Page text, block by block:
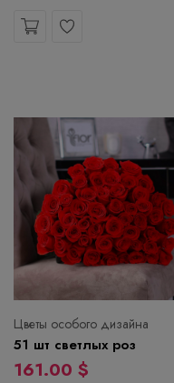
Цветы особого дизайна
51 шт светлых роз
161.00 $